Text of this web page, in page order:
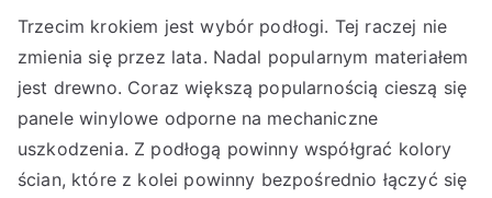
Trzecim krokiem jest wybór podłogi. Tej raczej nie
zmienia się przez lata. Nadal popularnym materiałem
jest drewno. Coraz większą popularnością cieszą się
panele winylowe odporne na mechaniczne
uszkodzenia. Z podłogą powinny współgrać kolory
ścian, które z kolei powinny bezpośrednio łączyć się